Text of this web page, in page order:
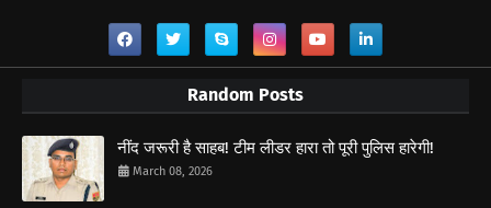
Random Posts
नींद जरूरी है साहब! टीम लीडर हारा तो पूरी पुलिस हारेगी!
March 08, 2026